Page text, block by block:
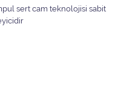
sert cam teknolojisi sabit